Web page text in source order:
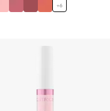
+6